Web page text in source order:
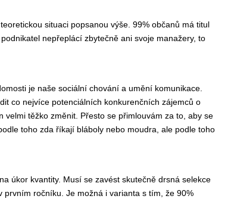
situaci popsanou výše. 99% občanů má titul
nepřeplácí zbytečně ani svoje manažery, to
je naše sociální chování a umění komunikace.
co nejvíce potenciálních konkurenčních zájemců o
těžko změnit. Přesto se přimlouvám za to, aby se
toho zda říkají bláboly nebo moudra, ale podle toho
úkor kvantity. Musí se zavést skutečně drsná selekce
ročníku. Je možná i varianta s tím, že 90%